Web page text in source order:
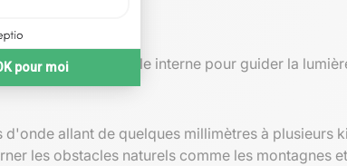
la réflexion totale interne pour guider la
allant de quelques millimètres à plusieurs
les obstacles naturels comme les montagnes